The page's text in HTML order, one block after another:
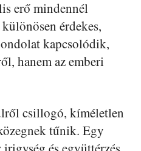
erő mindennél
érdekes,
kapcsolódik,
hanem az emberi
csillogó, kíméletlen
tűnik. Egy